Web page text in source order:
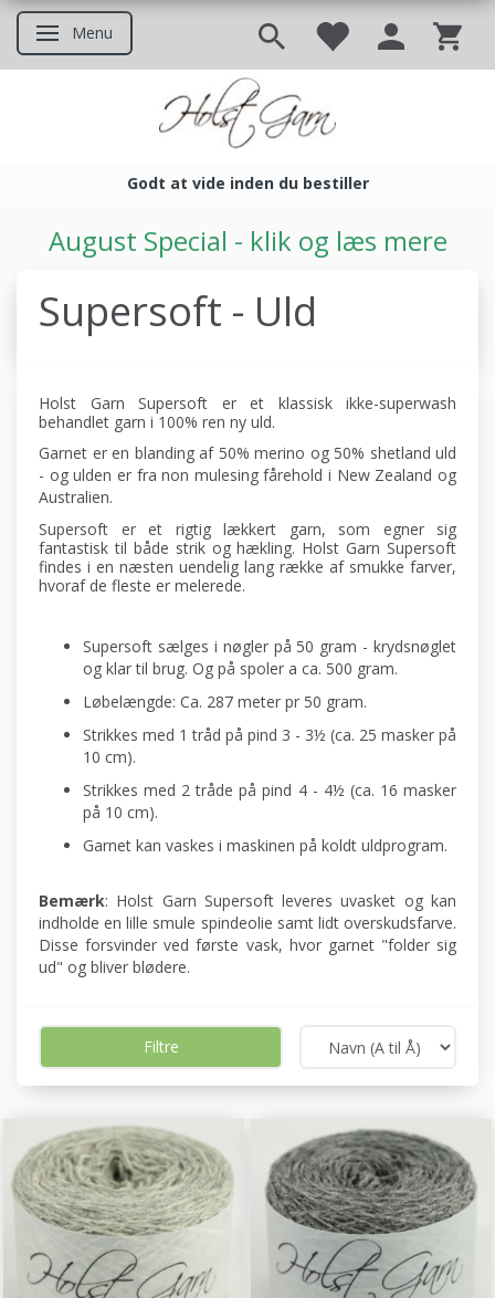
Skifte navigation
Menu
Godt at vide inden du bestiller
August Special - klik og læs mere
Supersoft - Uld
Holst Garn Supersoft er et klassisk ikke-superwash
behandlet garn i 100% ren ny uld.
Garnet er en blanding af 50% merino og 50% shetland uld
- og ulden er fra non mulesing fårehold i New Zealand og
Australien.
Supersoft er et rigtig lækkert garn, som egner sig
fantastisk til både strik og hækling. Holst Garn Supersoft
findes i en næsten uendelig lang række af smukke farver,
hvoraf de fleste er melerede.
Supersoft sælges i nøgler på 50 gram - krydsnøglet
og klar til brug. Og på spoler a ca. 500 gram.
Løbelængde: Ca. 287 meter pr 50 gram.
Strikkes med 1 tråd på pind 3 - 3½ (ca. 25 masker på
10 cm).
Strikkes med 2 tråde på pind 4 - 4½ (ca. 16 masker
på 10 cm).
Garnet kan vaskes i maskinen på koldt uldprogram.
Bemærk: Holst Garn Supersoft leveres uvasket og kan
indholde en lille smule spindeolie samt lidt overskudsfarve.
Disse forsvinder ved første vask, hvor garnet "folder sig
ud" og bliver blødere.
Filtre